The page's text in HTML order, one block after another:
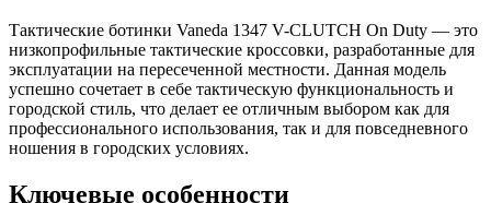
Тактические ботинки Vaneda 1347 V-CLUTCH On Duty — это
низкопрофильные тактические кроссовки, разработанные для
эксплуатации на пересеченной местности. Данная модель
успешно сочетает в себе тактическую функциональность и
городской стиль, что делает ее отличным выбором как для
профессионального использования, так и для повседневного
ношения в городских условиях.
Ключевые особенности